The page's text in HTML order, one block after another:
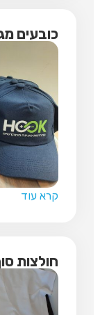
כובעים
קרא עוד
חולצות